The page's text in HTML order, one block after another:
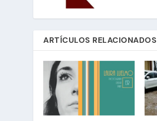
ARTÍCULOS RELACIONADOS